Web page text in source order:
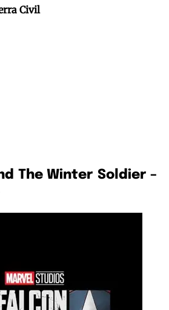
Civil
The Winter Soldier –